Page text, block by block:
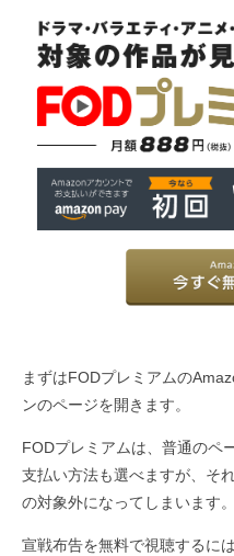
まずはFODプレミアムの
ンのページを開きます。
FODプレミアムは、普通のペ
支払い方法も選べますが、そ
の対象外になってしまいます。
宣戦布告を無料で視聴するに